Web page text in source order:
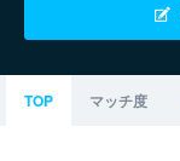
TOP マッチ度